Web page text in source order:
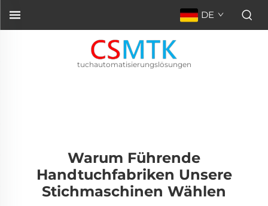
DE
tuchautomatisierungslösungen
Warum Führende
Handtuchfabriken Unsere
Stichmaschinen Wählen